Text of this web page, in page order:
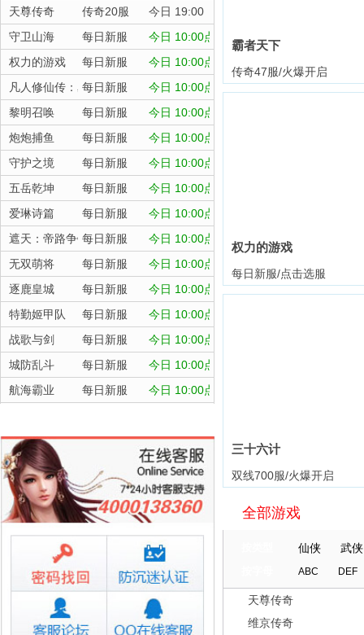
天尊传奇
传奇20服
今日 19:00
守卫山海
每日新服
今日 10:00点
权力的游戏
每日新服
今日 10:00点
凡人修仙传：星海飞驰
每日新服
今日 10:00点
黎明召唤
每日新服
今日 10:00点
炮炮捕鱼
每日新服
今日 10:00点
守护之境
每日新服
今日 10:00点
五岳乾坤
每日新服
今日 10:00点
爱琳诗篇
每日新服
今日 10:00点
遮天：帝路争锋每日新服
今日 10:00点
无双萌将
每日新服
今日 10:00点
逐鹿皇城
每日新服
今日 10:00点
特勤姬甲队
每日新服
今日 10:00点
战歌与剑
每日新服
今日 10:00点
城防乱斗
每日新服
今日 10:00点
航海霸业
每日新服
今日 10:00点
深渊契约
每日新服
今日 10:00点
坠落守望者
今日 10:00点
正中靶心
每日新服
今日 10:00点
神兵奇迹
每日新服
今日 10:00点
微乐捕鱼千炮版
今日 10:00点
帕瓦勇者传说
今日 10:00点
群英风华录
每日新服
今日 10:00点
小小仙王
今日 10:00点
霸者天下
传奇47服/火爆开启
权力的游戏
每日新服/点击选服
三十六计
双线700服/火爆开启
全部游戏
仙侠 武侠
ABC DEF
天尊传奇
维京传奇
继